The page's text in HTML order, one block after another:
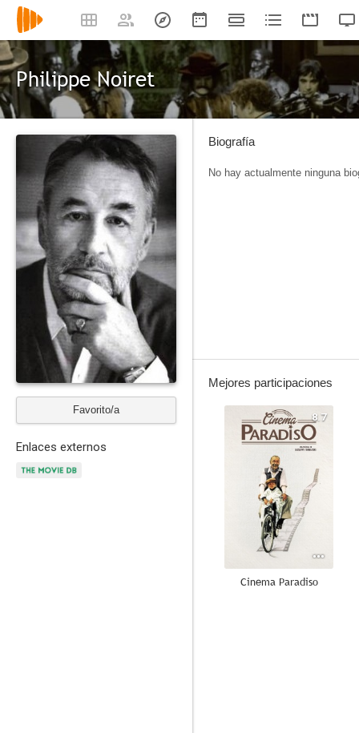
Philippe Noiret
Favorito/a
Enlaces externos
Biografía
No hay actualmente ninguna
Mejores participaciones
8.7
Cinema Paradiso